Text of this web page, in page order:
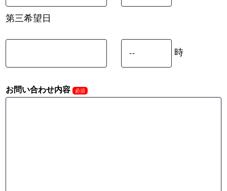
第三希望日
時
お問い合わせ内容 必須